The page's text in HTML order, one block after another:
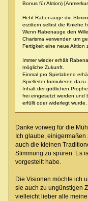
Bonus für Aktion)
Hebt Rabenauge die
erzittern selbst die Kniehe
Wenn Rabenauge den
Charisma verwenden um
Fertigkeit eine neue Aktion
Immer wieder erhält
mögliche Zukunft.
Einmal pro Spielabend
Spielleiter formulieren
Inhalt der göttlichen
frei eingesetzt werden und
erfüllt oder widerlegt
Danke vorweg für die
Ich glaube,
auch die kleinen
Stimmung zu spüren. Es
vorgestellt habe.
Die Visionen möchte ich
sie auch zu ungünstigen
vielleicht lieber alle